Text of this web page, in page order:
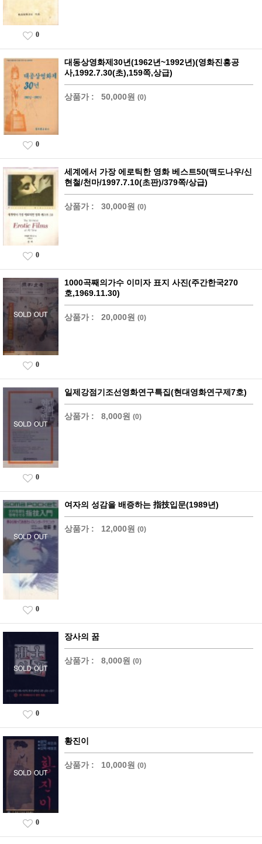
0
대동상영화제30년(1962년~1992년)(영화진흥공
사,1992.7.30(초),159쪽,상급)
상품가 : 50,000원 (0)
0
세계에서 가장 에로틱한 영화 베스트50(맥도나우/신
현철/천마/1997.7.10(초판)/379쪽/상급)
상품가 : 30,000원 (0)
0
1000곡째의가수 이미자 표지 사진(주간한국270
호,1969.11.30)
상품가 : 20,000원 (0)
0
일제강점기조선영화연구특집(현대영화연구제7호)
상품가 : 8,000원 (0)
0
여자의 성감을 배증하는 指技입문(1989년)
상품가 : 12,000원 (0)
0
장사의 꿈
상품가 : 8,000원 (0)
0
황진이
상품가 : 10,000원 (0)
0